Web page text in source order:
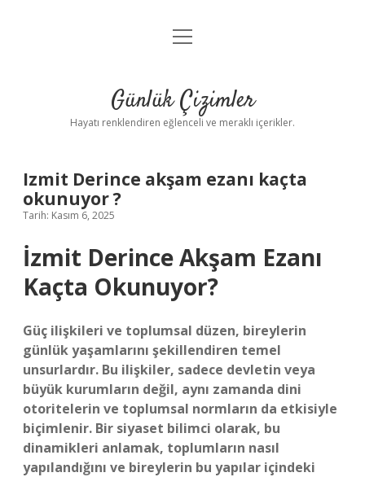
Anasayfa
Yasal Uyarı
menüyü
Günlük Çizimler
Hayatı renklendiren eğlenceli ve meraklı içerikler.
Izmit Derince akşam ezanı kaçta
okunuyor ?
Tarih: Kasım 6, 2025
İzmit Derince Akşam Ezanı
Kaçta Okunuyor?
Güç ilişkileri ve toplumsal düzen, bireylerin
günlük yaşamlarını şekillendiren temel
unsurlardır. Bu ilişkiler, sadece devletin veya
büyük kurumların değil, aynı zamanda dini
otoritelerin ve toplumsal normların da etkisiyle
biçimlenir. Bir siyaset bilimci olarak, bu
dinamikleri anlamak, toplumların nasıl
yapılandığını ve bireylerin bu yapılar içindeki